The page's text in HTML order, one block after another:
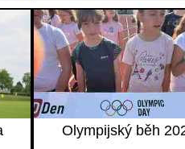
Olympijský běh